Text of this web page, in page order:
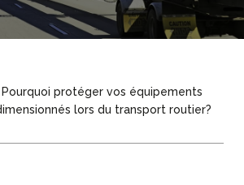
Pourquoi protéger vos équipements
lors du transport routier?